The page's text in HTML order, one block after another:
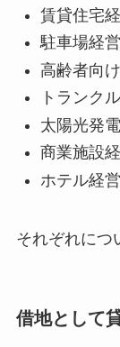
賃貸住宅
駐車場経営
高齢者向
トランク
太陽光発
商業施設
ホテル経営
それぞれにつ
借地として